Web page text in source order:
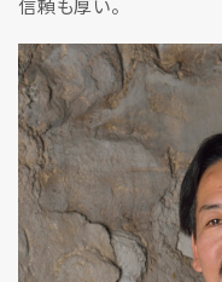
信頼も厚い。